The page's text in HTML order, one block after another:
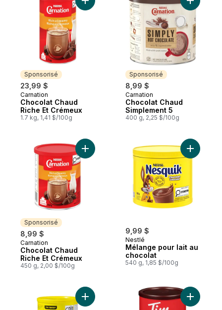
Sponsorisé
23,99 $
Sponsorisé
Carnation
Chocolat Chaud
Riche Et Crémeux
1.7 kg, 1,41 $/100g
Ajouter Chocolat Chaud Riche Et
Sponsorisé
8,99 $
Sponsorisé
Carnation
Chocolat Chaud
Simplement 5
400 g, 2,25 $/100g
Ajouter
Sponsorisé
8,99 $
Sponsorisé
Carnation
Chocolat Chaud
Riche Et Crémeux
450 g, 2,00 $/100g
Ajouter Chocolat Chaud Riche Et
9,99 $
Nestlé
Mélange pour lait au
chocolat
540 g, 1,85 $/100g
Ajouter
Ajouter Mélange pour chocolat chaud au
Ajouter